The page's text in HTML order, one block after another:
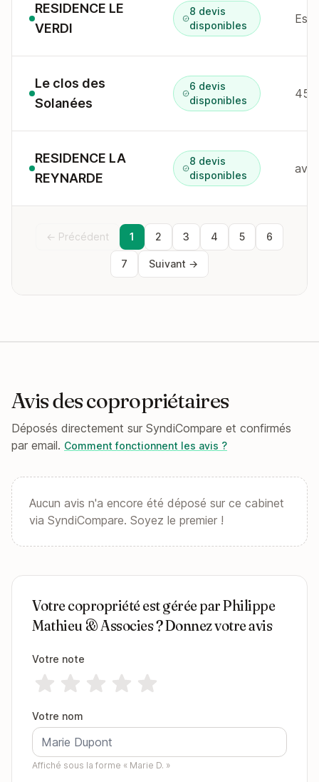
RESIDENCE LE
VERDI
8 devis
disponibles
Le clos des
Solanées
6 devis
disponibles
RESIDENCE LA
REYNARDE
8 devis
disponibles
← Précédent 1 2 3 4 5 6
7 Suivant →
Avis des copropriétaires
Déposés directement sur SyndiCompare et confirmés
par email. Comment fonctionnent les avis ?
Aucun avis n'a encore été déposé sur ce cabinet
via SyndiCompare. Soyez le premier !
Votre copropriété est gérée par Philippe
Mathieu & Associes ? Donnez votre avis
Votre note
Votre nom
Affiché sous la forme « Marie D. »